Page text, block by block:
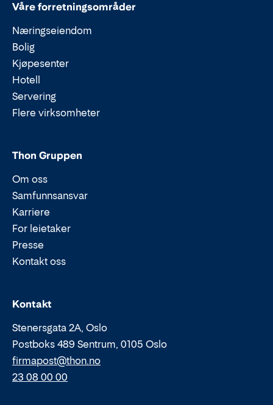
Våre forretningsområder
Næringseiendom
Bolig
Kjøpesenter
Hotell
Servering
Flere virksomheter
Thon Gruppen
Om oss
Samfunnsansvar
Karriere
For leietaker
Presse
Kontakt oss
Kontakt
Stenersgata 2A, Oslo
Postboks 489 Sentrum, 0105 Oslo
Epost:
firmapost@thon.no
Telefon:
23 08 00 00